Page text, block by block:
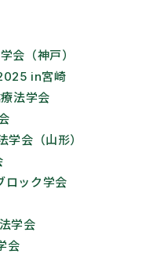
会（神戸）
in宮崎
法学会
会（山形）
ック学会
学会
会